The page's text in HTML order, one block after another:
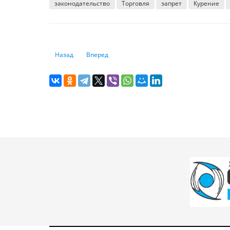
законодательство Торговля запрет Курение
Предыдущий: Руководство по стратегическому
Назад Следующий: В Алматы дорожает продукция
Вперед